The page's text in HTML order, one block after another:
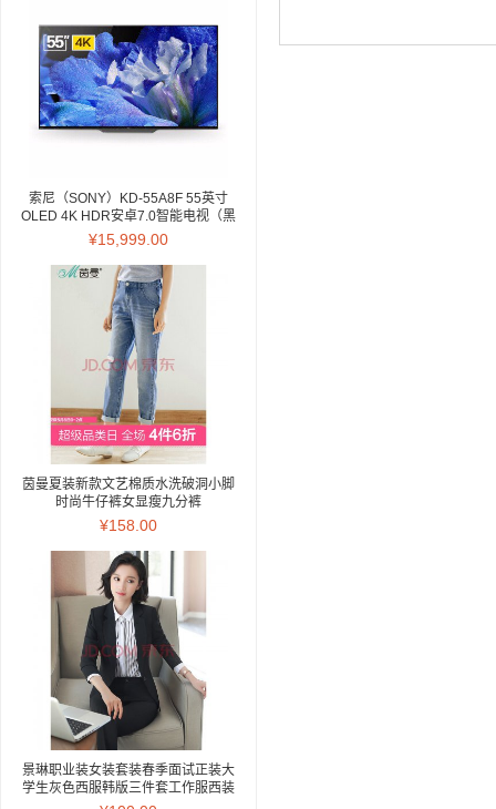
索尼（SONY）KD-55A8F 55英寸
OLED 4K HDR安卓7.0智能电视（黑
色）
¥15,999.00
茵曼夏装新款文艺棉质水洗破洞小脚
时尚牛仔裤女显瘦九分裤
【18823VP34762】 牛仔蓝 27
¥158.00
景琳职业装女装套装春季面试正装大
学生灰色西服韩版三件套工作服西装
灰色西装 西裤 L